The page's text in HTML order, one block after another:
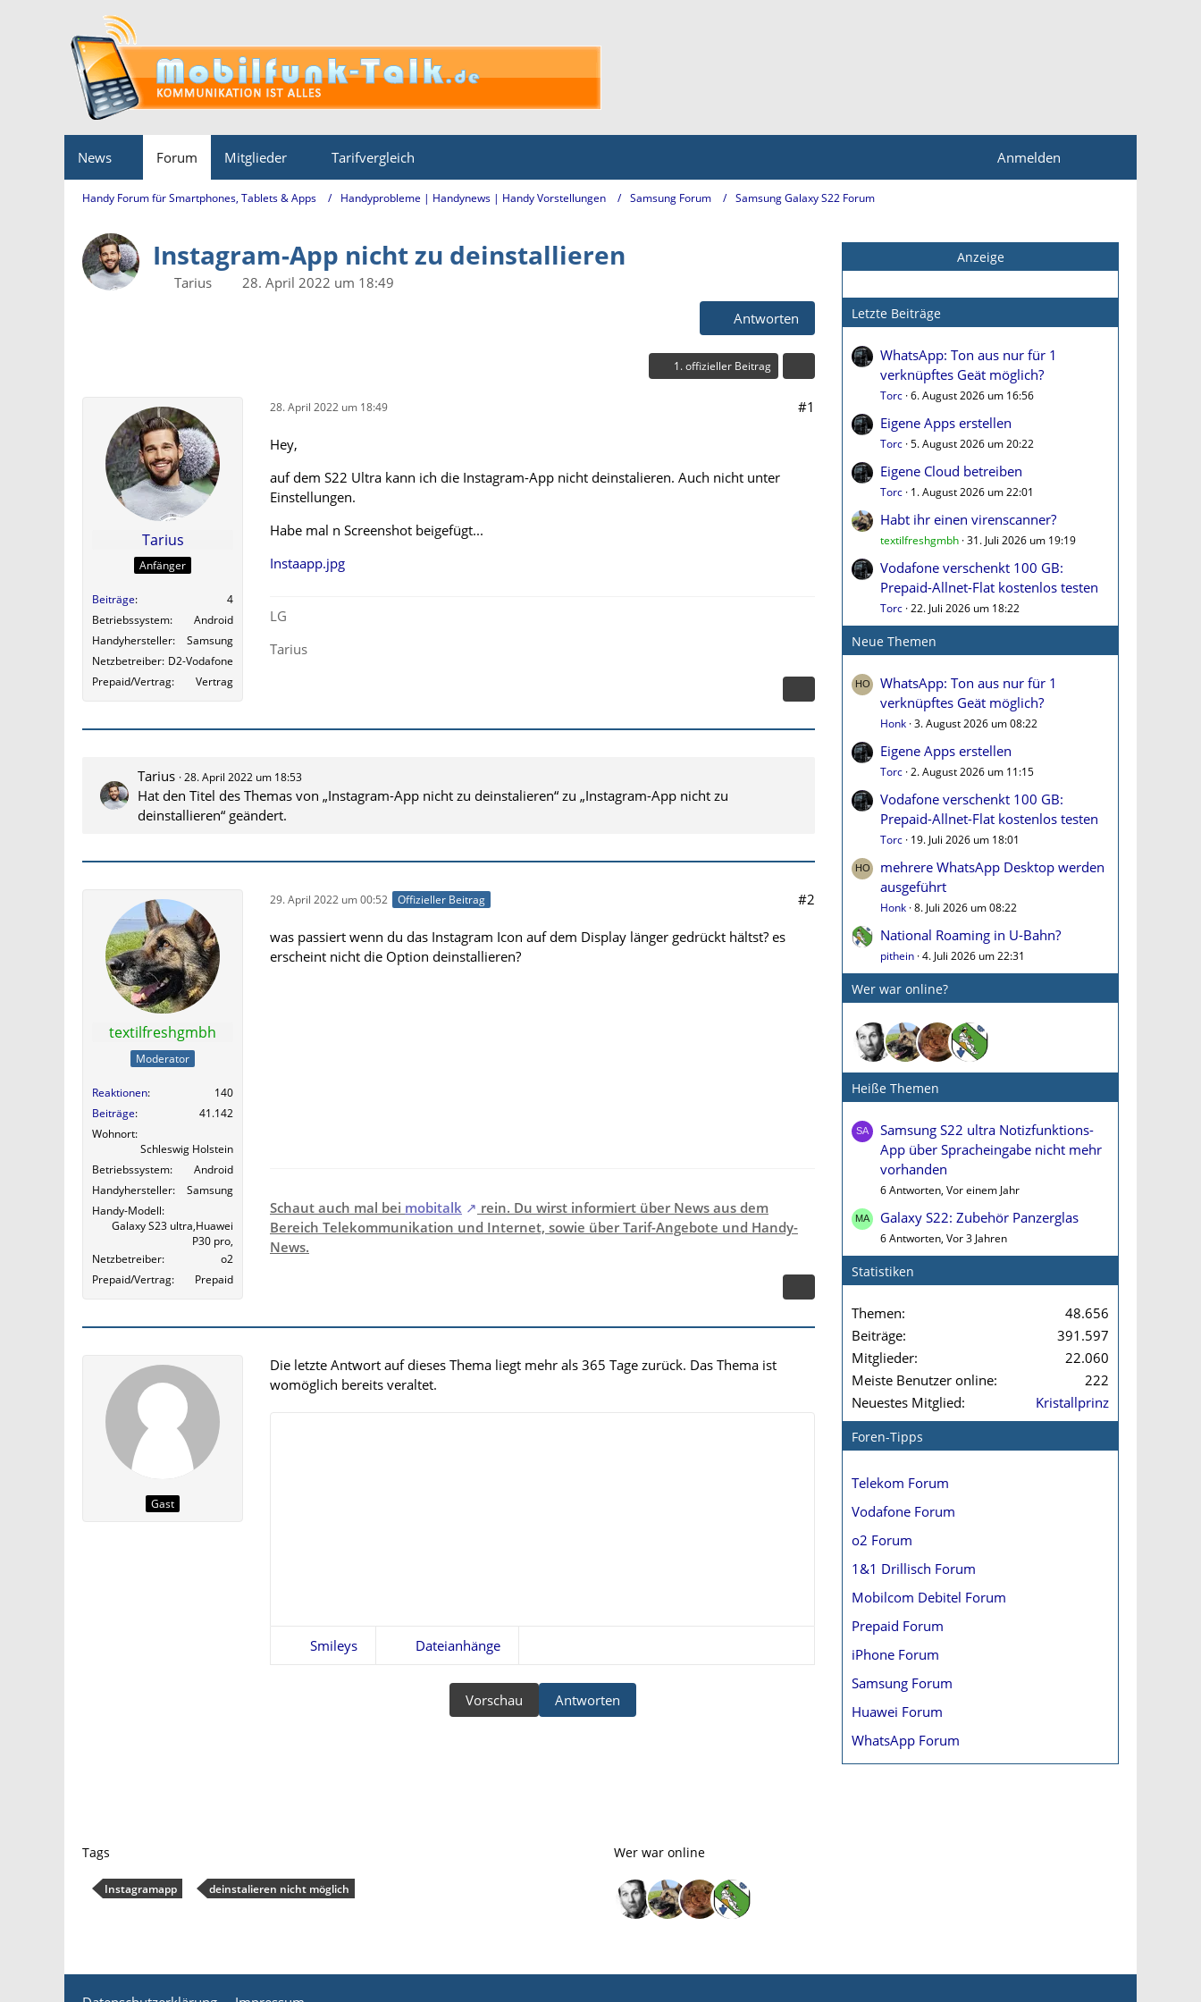
News Forum Mitglieder Tarifvergleich Anmelden
Handy Forum für Smartphones, Tablets & Apps Handyprobleme | Handynews | Handy Vorstellungen Samsung Forum Samsung Galaxy S22 Forum
Instagram-App nicht zu deinstallieren
Tarius
28. April 2022 um 18:49
Antworten
1. offizieller Beitrag
Tarius
Anfänger
Beiträge
4
Betriebssystem
Android
Handyhersteller
Samsung
Netzbetreiber D2-Vodafone
Prepaid/Vertrag
Vertrag
28. April 2022 um 18:49 #1
Hey,
auf dem S22 Ultra kann ich die Instagram-App nicht deinstalieren. Auch nicht unter
Einstellungen.
Habe mal n Screenshot beigefügt...
Instaapp.jpg
LG
Tarius
Tarius 28. April 2022 um 18:53
Hat den Titel des Themas von „Instagram-App nicht zu deinstalieren“ zu „Instagram-App nicht zu
deinstallieren“ geändert.
textilfreshgmbh
Moderator
Reaktionen
140
Beiträge
41.142
Wohnort
Schleswig Holstein
Betriebssystem
Android
Handyhersteller
Samsung
Handy-Modell
Galaxy S23 ultra,Huawei
P30 pro,
Netzbetreiber
o2
Prepaid/Vertrag
Prepaid
29. April 2022 um 00:52 Offizieller Beitrag #2
was passiert wenn du das Instagram Icon auf dem Display länger gedrückt hältst? es
erscheint nicht die Option deinstallieren?
Schaut auch mal bei mobitalk
rein. Du wirst informiert über News aus dem
Bereich Telekommunikation und Internet, sowie über Tarif-Angebote und Handy-
News.
Gast
Die letzte Antwort auf dieses Thema liegt mehr als 365 Tage zurück. Das Thema ist
womöglich bereits veraltet.
Smileys Dateianhänge
Antworten
Vorschau
Anzeige
Letzte Beiträge
WhatsApp: Ton aus nur für 1
verknüpftes Geät möglich?
Torc 6. August 2026 um 16:56
Eigene Apps erstellen
Torc 5. August 2026 um 20:22
Eigene Cloud betreiben
Torc 1. August 2026 um 22:01
Habt ihr einen virenscanner?
textilfreshgmbh 31. Juli 2026 um 19:19
Vodafone verschenkt 100 GB:
Prepaid-Allnet-Flat kostenlos testen
Torc 22. Juli 2026 um 18:22
Neue Themen
WhatsApp: Ton aus nur für 1
verknüpftes Geät möglich?
Honk 3. August 2026 um 08:22
Eigene Apps erstellen
Torc 2. August 2026 um 11:15
Vodafone verschenkt 100 GB:
Prepaid-Allnet-Flat kostenlos testen
Torc 19. Juli 2026 um 18:01
mehrere WhatsApp Desktop werden
ausgeführt
Honk 8. Juli 2026 um 08:22
National Roaming in U-Bahn?
pithein 4. Juli 2026 um 22:31
Wer war online?
Heiße Themen
Samsung S22 ultra Notizfunktions-
App über Spracheingabe nicht mehr
vorhanden
6 Antworten, Vor einem Jahr
Galaxy S22: Zubehör Panzerglas
6 Antworten, Vor 3 Jahren
Statistiken
Themen
48.656
Beiträge
391.597
Mitglieder
22.060
Meiste Benutzer online
222
Neuestes Mitglied
Kristallprinz
Foren-Tipps
Telekom Forum
Vodafone Forum
o2 Forum
1&1 Drillisch Forum
Mobilcom Debitel Forum
Prepaid Forum
iPhone Forum
Samsung Forum
Huawei Forum
WhatsApp Forum
Tags
Instagramapp deinstalieren nicht möglich
Wer war online